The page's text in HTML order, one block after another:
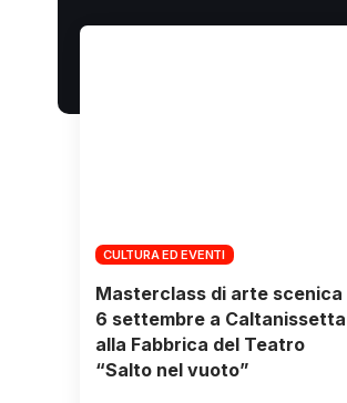
CULTURA ED EVENTI
Masterclass di arte scenica
6 settembre a Caltanissetta
alla Fabbrica del Teatro
“Salto nel vuoto”